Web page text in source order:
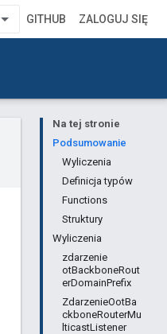
GITHUB ZALOGUJ SIĘ
Na tej stronie
Podsumowanie
Wyliczenia
Definicja typów
Functions
Struktury
Wyliczenia
zdarzenie
otBackboneRout
erDomainPrefix
ZdarzenieOotBa
ckboneRouterMu
lticastListener